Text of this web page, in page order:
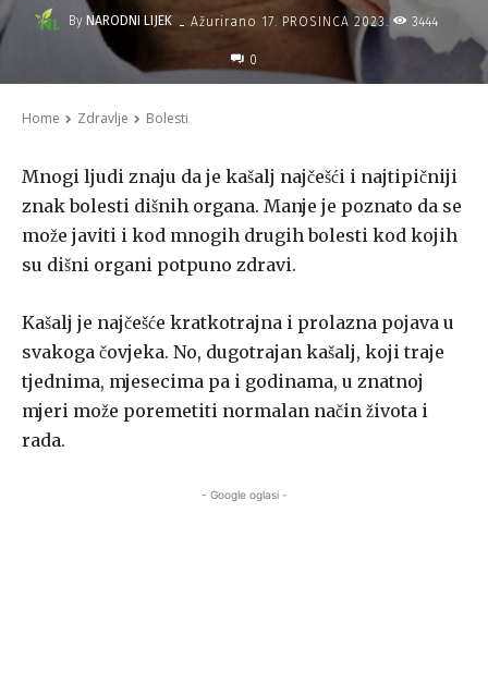
By NARODNI LIJEK - Ažurirano 17. PROSINCA 2023. 3444
0
Home Zdravlje Bolesti
Mnogi ljudi znaju da je kašalj najčešći i najtipičniji
znak bolesti dišnih organa. Manje je poznato da se
može javiti i kod mnogih drugih bolesti kod kojih
su dišni organi potpuno zdravi.
Kašalj je najčešće kratkotrajna i prolazna pojava u
svakoga čovje­ka. No, dugotrajan kašalj, koji traje
tjednima, mjesecima pa i godinama, u znatnoj
mjeri može poremetiti normalan način života i
rada.
- Google oglasi -